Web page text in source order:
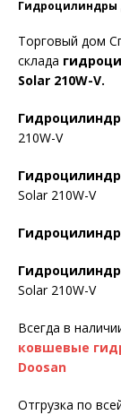
Гидроцилиндры
Торговый дом
склада
Solar 210W-V.
210W-V
Solar 210W-V
Гидроцилиндр
Гидроцилиндр
Solar 210W-V
Всегда в
ковшевые
Doosan
Отгрузка по